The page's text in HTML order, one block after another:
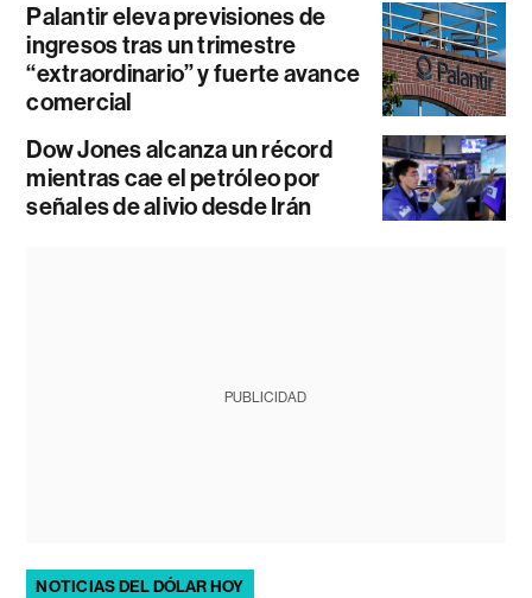
Palantir eleva previsiones de
ingresos tras un trimestre
“extraordinario” y fuerte avance
comercial
Dow Jones alcanza un récord
mientras cae el petróleo por
señales de alivio desde Irán
PUBLICIDAD
NOTICIAS DEL DÓLAR HOY